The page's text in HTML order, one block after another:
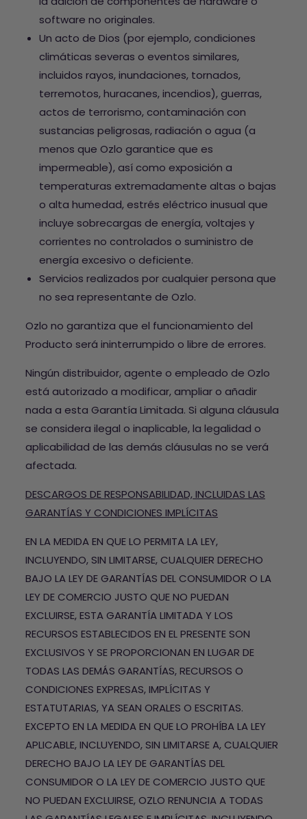
software no originales.
Un acto de Dios (por ejemplo, condiciones
climáticas severas o eventos similares,
incluidos rayos, inundaciones, tornados,
terremotos, huracanes, incendios), guerras,
actos de terrorismo, contaminación con
sustancias peligrosas, radiación o agua (a
menos que Ozlo garantice que es
impermeable), así como exposición a
temperaturas extremadamente altas o bajas
o alta humedad, estrés eléctrico inusual que
incluye sobrecargas de energía, voltajes y
corrientes no controlados o suministro de
energía excesivo o deficiente.
Servicios realizados por cualquier persona que
no sea representante de Ozlo.
Ozlo no garantiza que el funcionamiento del
Producto será ininterrumpido o libre de errores.
Ningún distribuidor, agente o empleado de Ozlo
está autorizado a modificar, ampliar o añadir
nada a esta Garantía Limitada. Si alguna cláusula
se considera ilegal o inaplicable, la legalidad o
aplicabilidad de las demás cláusulas no se verá
afectada.
DESCARGOS DE RESPONSABILIDAD, INCLUIDAS LAS
GARANTÍAS Y CONDICIONES IMPLÍCITAS
EN LA MEDIDA EN QUE LO PERMITA LA LEY,
INCLUYENDO, SIN LIMITARSE, CUALQUIER DERECHO
BAJO LA LEY DE GARANTÍAS DEL CONSUMIDOR O LA
LEY DE COMERCIO JUSTO QUE NO PUEDAN
EXCLUIRSE, ESTA GARANTÍA LIMITADA Y LOS
RECURSOS ESTABLECIDOS EN EL PRESENTE SON
EXCLUSIVOS Y SE PROPORCIONAN EN LUGAR DE
TODAS LAS DEMÁS GARANTÍAS, RECURSOS O
CONDICIONES EXPRESAS, IMPLÍCITAS Y
ESTATUTARIAS, YA SEAN ORALES O ESCRITAS.
EXCEPTO EN LA MEDIDA EN QUE LO PROHÍBA LA LEY
APLICABLE, INCLUYENDO, SIN LIMITARSE A, CUALQUIER
DERECHO BAJO LA LEY DE GARANTÍAS DEL
CONSUMIDOR O LA LEY DE COMERCIO JUSTO QUE
NO PUEDAN EXCLUIRSE, OZLO RENUNCIA A TODAS